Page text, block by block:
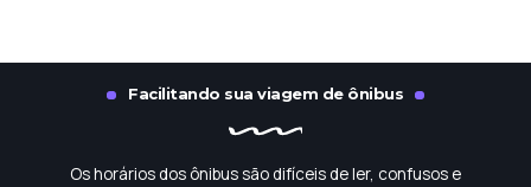
Facilitando sua viagem de ônibus
Os horários dos ônibus são difíceis de ler, confusos e